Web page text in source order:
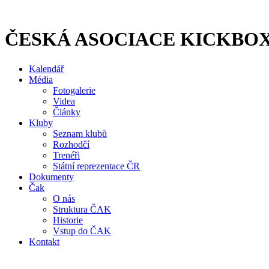
obsahu
ČESKÁ ASOCIACE
Kalendář
Média
Fotogalerie
Videa
Články
Kluby
Seznam klubů
Rozhodčí
Trenéři
Státní reprezentace ČR
Dokumenty
Čak
O nás
Struktura ČAK
Historie
Vstup do ČAK
Kontakt